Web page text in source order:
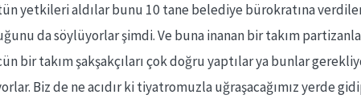
yetkileri aldılar bunu 10 tane belediye bürokratına
da söylüyorlar şimdi. Ve buna inanan bir takım
bir takım şakşakçıları çok doğru yaptılar ya bunlar
Biz de ne acıdır ki tiyatromuzla uğraşacağımız yerde